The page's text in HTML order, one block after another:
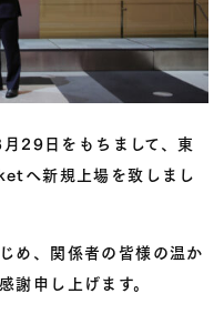
29日をもちまして、東
へ新規上場を致しまし
め、関係者の皆様の温か
謝申し上げます。